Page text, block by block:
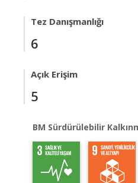
Tez Danışmanlığı
6
Açık Erişim
5
BM Sürdürülebilir